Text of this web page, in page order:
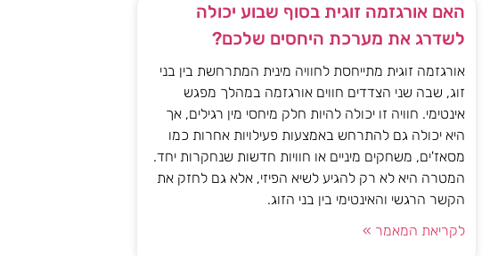
האם אורגזמה זוגית בסוף שבוע יכולה
לשדרג את מערכת היחסים שלכם?
אורגזמה זוגית מתייחסת לחוויה מינית המתרחשת בין בני
זוג, שבה שני הצדדים חווים אורגזמה במהלך מפגש
אינטימי. חוויה זו יכולה להיות חלק מיחסי מין רגילים, אך
היא יכולה גם להתרחש באמצעות פעילויות אחרות כמו
מסאז'ים, משחקים מיניים או חוויות חדשות שנחקרות יחד.
המטרה היא לא רק להגיע לשיא הפיזי, אלא גם לחזק את
הקשר הרגשי והאינטימי בין בני הזוג.
לקריאת המאמר »